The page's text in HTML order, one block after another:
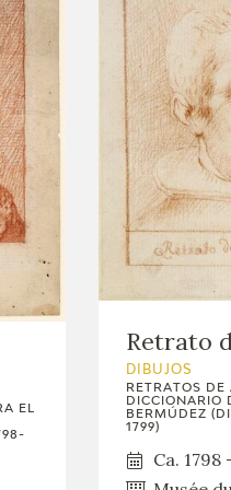
EL
Retrato
DIBUJOS
RETRATOS DE
DICCIONARIO
BERMÚDEZ
1799)
Ca. 1798